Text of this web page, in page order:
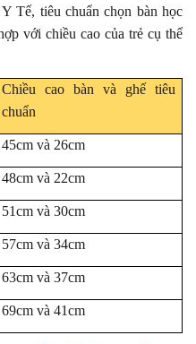
Tế, tiêu chuẩn chọn bàn học
với chiều cao của trẻ cụ thể
Chiều cao bàn và ghế tiêu
chuẩn
45cm và 26cm
48cm và 22cm
51cm và 30cm
57cm và 34cm
63cm và 37cm
69cm và 41cm